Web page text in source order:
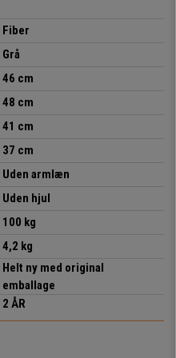
med kunder, i venteværelser,
events osv. Den
ben
Fiber
Grå
46 cm
48 cm
41 cm
37 cm
Uden armlæn
Uden hjul
100 kg
4,2 kg
Helt ny med original
emballage
2 ÅR